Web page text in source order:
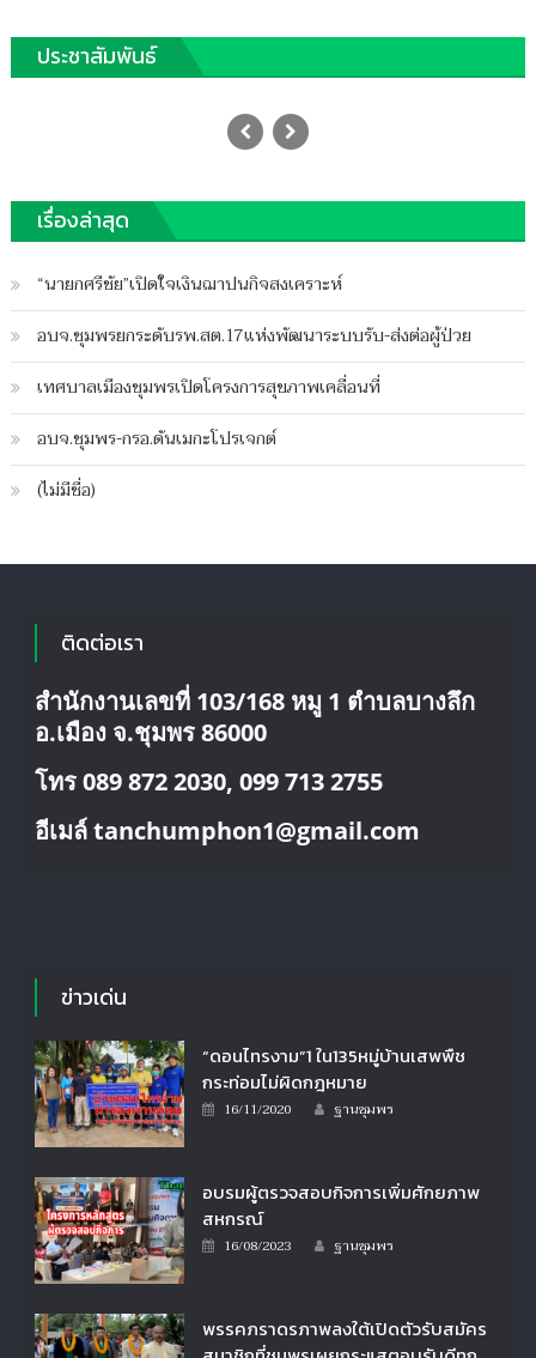
ประชาสัมพันธ์
จัดชุดเฉพาะกิจคุมเข้มทุเรียนอ่อน
Posted
จัด
เฉพาะ
เข้ม
ทุเรียน
เรื่องล่าสุด
“นายกศรีชัย”เปิดใจเงินฌาปนกิจสงเคราะห์
อบจ.ชุมพรยกระดับรพ.สต.17แห่งพัฒนาระบบรับ-ส่งต่อผู้ป่วย
เทศบาลเมืองชุมพรเปิดโครงการสุขภาพเคลื่อนที่
อบจ.ชุมพร-กรอ.ดันเมกะโปรเจกต์
(ไม่มีชื่อ)
ติดต่อเรา
สำนักงานเลขที่ 103/168 หมู 1 ตำบลบางลึก
อ.เมือง จ.ชุมพร 86000
โทร 089 872 2030, 099 713 2755
อีเมล์ tanchumphon1@gmail.com
ข่าวเด่น
“ดอนไทรงาม”1 ใน135หมู่บ้านเสพพืช
กระท่อมไม่ผิดกฎหมาย
Posted
16/11/2020 Author
ฐานชุมพร
อบรมผู้ตรวจสอบกิจการเพิ่มศักยภาพ
สหกรณ์
Posted
16/08/2023 Author
ฐานชุมพร
พรรคภราดรภาพลงใต้เปิดตัวรับสมัคร